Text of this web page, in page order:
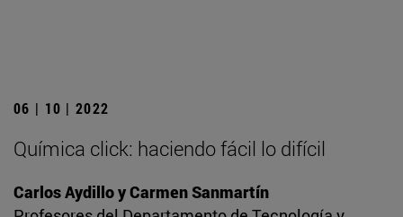
06 | 10 | 2022
Química click: haciendo fácil lo difícil
Carlos Aydillo y Carmen Sanmartín